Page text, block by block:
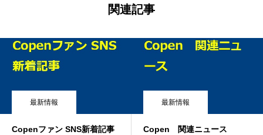
関連記事
最新情報
Copenファン SNS新着記事
最新情報
Copen 関連ニュース